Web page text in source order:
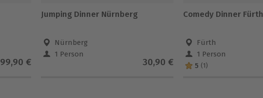
99,90 €
Jumping Dinner Nürnberg
Nürnberg
1 Person
30,90 €
Comedy Dinner Fürth
Fürth
1 Person
5 (1)